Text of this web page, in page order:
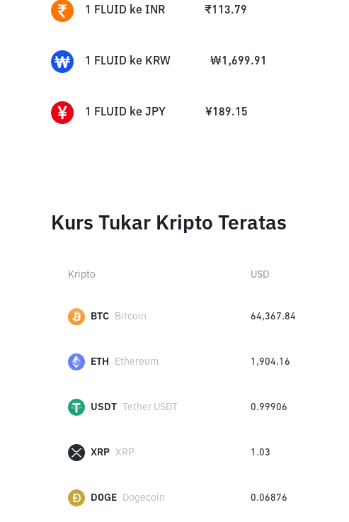
1 FLUID ke INR ₹113.79
1 FLUID ke KRW ₩1,699.91
1 FLUID ke JPY ¥189.15
Kurs Tukar Kripto Teratas
Kripto USD
BTC Bitcoin 64,367.84
ETH Ethereum 1,904.16
USDT Tether USDT 0.99906
XRP XRP 1.03
DOGE Dogecoin 0.06876